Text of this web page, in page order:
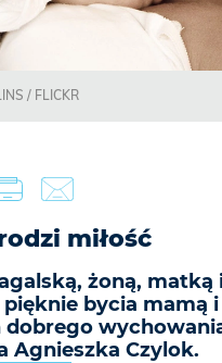
/ FLICKR
miłość
żoną, matką
pięknie bycia mamą
dobrego
Agnieszka Czylok.